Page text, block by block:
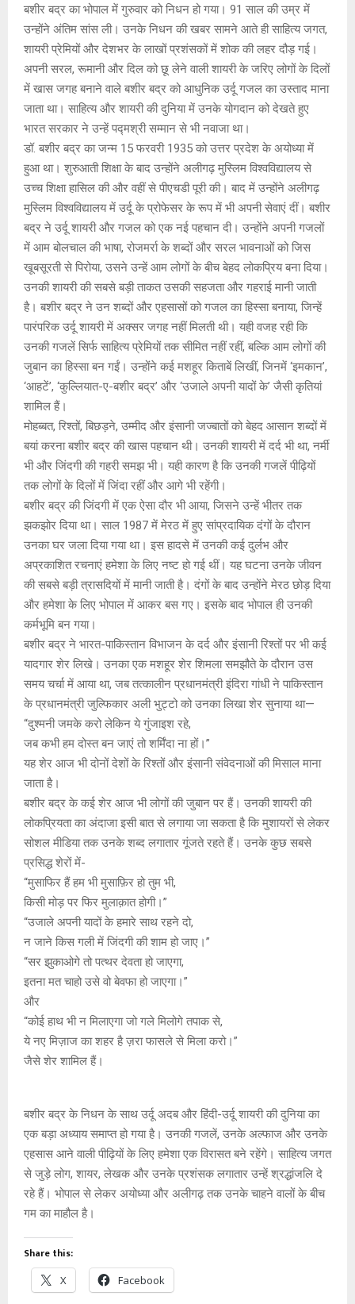
A
p
p
o
o
k
g
e
n
k
बशीर बद्र का भोपाल में गुरुवार को निधन हो गया। 91 साल की उम्र में
उन्होंने अंतिम सांस ली। उनके निधन की खबर सामने आते ही साहित्य जगत,
शायरी प्रेमियों और देशभर के लाखों प्रशंसकों में शोक की लहर दौड़ गई।
अपनी सरल, रूमानी और दिल को छू लेने वाली शायरी के जरिए लोगों के दिलों
में खास जगह बनाने वाले बशीर बद्र को आधुनिक उर्दू गजल का उस्ताद माना
जाता था। साहित्य और शायरी की दुनिया में उनके योगदान को देखते हुए
भारत सरकार ने उन्हें पद्मश्री सम्मान से भी नवाजा था।
डॉ. बशीर बद्र का जन्म 15 फरवरी 1935 को उत्तर प्रदेश के अयोध्या में
हुआ था। शुरुआती शिक्षा के बाद उन्होंने अलीगढ़ मुस्लिम विश्वविद्यालय से
उच्च शिक्षा हासिल की और वहीं से पीएचडी पूरी की। बाद में उन्होंने अलीगढ़
मुस्लिम विश्वविद्यालय में उर्दू के प्रोफेसर के रूप में भी अपनी सेवाएं दीं। बशीर
बद्र ने उर्दू शायरी और गजल को एक नई पहचान दी। उन्होंने अपनी गजलों
में आम बोलचाल की भाषा, रोजमर्रा के शब्दों और सरल भावनाओं को जिस
खूबसूरती से पिरोया, उसने उन्हें आम लोगों के बीच बेहद लोकप्रिय बना दिया।
उनकी शायरी की सबसे बड़ी ताकत उसकी सहजता और गहराई मानी जाती
है। बशीर बद्र ने उन शब्दों और एहसासों को गजल का हिस्सा बनाया, जिन्हें
पारंपरिक उर्दू शायरी में अक्सर जगह नहीं मिलती थी। यही वजह रही कि
उनकी गजलें सिर्फ साहित्य प्रेमियों तक सीमित नहीं रहीं, बल्कि आम लोगों की
जुबान का हिस्सा बन गईं। उन्होंने कई मशहूर किताबें लिखीं, जिनमें ‘इमकान’,
‘आहटें’, ‘कुल्लियात-ए-बशीर बद्र’ और ‘उजाले अपनी यादों के’ जैसी कृतियां
शामिल हैं।
मोहब्बत, रिश्तों, बिछड़ने, उम्मीद और इंसानी जज्बातों को बेहद आसान शब्दों में
बयां करना बशीर बद्र की खास पहचान थी। उनकी शायरी में दर्द भी था, नर्मी
भी और जिंदगी की गहरी समझ भी। यही कारण है कि उनकी गजलें पीढ़ियों
तक लोगों के दिलों में जिंदा रहीं और आगे भी रहेंगी।
बशीर बद्र की जिंदगी में एक ऐसा दौर भी आया, जिसने उन्हें भीतर तक
झकझोर दिया था। साल 1987 में मेरठ में हुए सांप्रदायिक दंगों के दौरान
उनका घर जला दिया गया था। इस हादसे में उनकी कई दुर्लभ और
अप्रकाशित रचनाएं हमेशा के लिए नष्ट हो गई थीं। यह घटना उनके जीवन
की सबसे बड़ी त्रासदियों में मानी जाती है। दंगों के बाद उन्होंने मेरठ छोड़ दिया
और हमेशा के लिए भोपाल में आकर बस गए। इसके बाद भोपाल ही उनकी
कर्मभूमि बन गया।
बशीर बद्र ने भारत-पाकिस्तान विभाजन के दर्द और इंसानी रिश्तों पर भी कई
यादगार शेर लिखे। उनका एक मशहूर शेर शिमला समझौते के दौरान उस
समय चर्चा में आया था, जब तत्कालीन प्रधानमंत्री इंदिरा गांधी ने पाकिस्तान
के प्रधानमंत्री जुल्फिकार अली भुट्टो को उनका लिखा शेर सुनाया था—
“दुश्मनी जमके करो लेकिन ये गुंजाइश रहे,
जब कभी हम दोस्त बन जाएं तो शर्मिंदा ना हों।”
यह शेर आज भी दोनों देशों के रिश्तों और इंसानी संवेदनाओं की मिसाल माना
जाता है।
बशीर बद्र के कई शेर आज भी लोगों की जुबान पर हैं। उनकी शायरी की
लोकप्रियता का अंदाजा इसी बात से लगाया जा सकता है कि मुशायरों से लेकर
सोशल मीडिया तक उनके शब्द लगातार गूंजते रहते हैं। उनके कुछ सबसे
प्रसिद्ध शेरों में-
“मुसाफिर हैं हम भी मुसाफ़िर हो तुम भी,
किसी मोड़ पर फिर मुलाक़ात होगी।”
“उजाले अपनी यादों के हमारे साथ रहने दो,
न जाने किस गली में जिंदगी की शाम हो जाए।”
“सर झुकाओगे तो पत्थर देवता हो जाएगा,
इतना मत चाहो उसे वो बेवफा हो जाएगा।”
और
“कोई हाथ भी न मिलाएगा जो गले मिलोगे तपाक से,
ये नए मिज़ाज का शहर है ज़रा फासले से मिला करो।”
जैसे शेर शामिल हैं।
बशीर बद्र के निधन के साथ उर्दू अदब और हिंदी-उर्दू शायरी की दुनिया का
एक बड़ा अध्याय समाप्त हो गया है। उनकी गजलें, उनके अल्फाज और उनके
एहसास आने वाली पीढ़ियों के लिए हमेशा एक विरासत बने रहेंगे। साहित्य जगत
से जुड़े लोग, शायर, लेखक और उनके प्रशंसक लगातार उन्हें श्रद्धांजलि दे
रहे हैं। भोपाल से लेकर अयोध्या और अलीगढ़ तक उनके चाहने वालों के बीच
गम का माहौल है।
Share this:
X Facebook